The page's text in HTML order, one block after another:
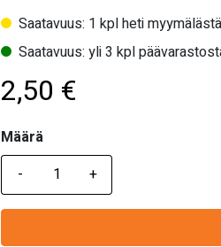
Saatavuus: 1 kpl heti
Saatavuus: yli 3 kpl
2,50 €
Määrä
Määrä